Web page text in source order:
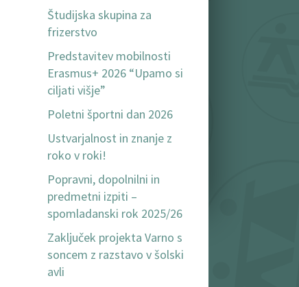
Študijska skupina za
frizerstvo
Predstavitev mobilnosti
Erasmus+ 2026 “Upamo si
ciljati višje”
Poletni športni dan 2026
Ustvarjalnost in znanje z
roko v roki!
Popravni, dopolnilni in
predmetni izpiti –
spomladanski rok 2025/26
Zaključek projekta Varno s
soncem z razstavo v šolski
avli